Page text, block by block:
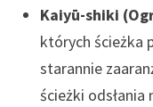
Kaiyū-shiki
których ścieżka
starannie
ścieżki